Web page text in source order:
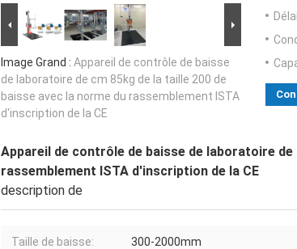
Image Grand : Appareil de contrôle de baisse
de laboratoire de cm 85kg de la taille 200 de
baisse avec la norme du rassemblement ISTA
d'inscription de la CE
Appareil de contrôle de baisse de laboratoire
rassemblement ISTA d'inscription de la CE
description de
Taille de baisse: 300-2000mm